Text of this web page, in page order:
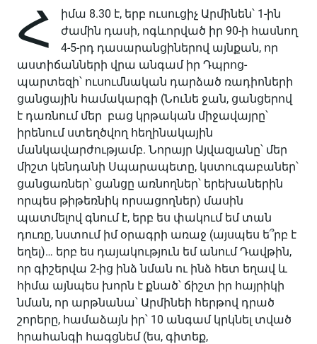
Հ
իմա 8.30 է, երբ ուսուցիչ Արմինեն՝ 1-ին
ժամին դասի, ոգևորված իր 90-ի հասնող
4-5-րդ դասարանցիներով այնքան, որ
աստիճանների վրա անգամ իր Դպրոց-
պարտեզի՝ ուսումնական դարձած ռադիոների
ցանցային համակարգի (Նունե ջան, ցանցերով
է դառնում մեր բաց կրթական միջավայրը՝
իրենում ստեղծվող հեղինակային
մանկավարժությամբ. Նորայր Այվազյանը՝ մեր
միշտ կենդանի Սպարապետը, կստուգաբաներ՝
ցանցառներ՝ ցանցը առնողներ՝ երեխաներին
որպես թիթեռնիկ որսացողներ) մասին
պատմելով գնում է, երբ ես փակում եմ տան
դուռը, նստում իմ օրագրի առաջ (այսպես ե՞րբ է
եղել)… երբ ես դայակություն եմ անում Դավթին,
որ գիշերվա 2-ից ինձ նման ու ինձ հետ եղավ և
հիմա այնպես խորն է քնած՝ ճիշտ իր հայրիկի
նման, որ արթնանա՝ Արմինեի հերթով դրած
շորերը, համաձայն իր՝ 10 անգամ կրկնել տված
հրահանգի հագցնեմ (ես, գիտեք,